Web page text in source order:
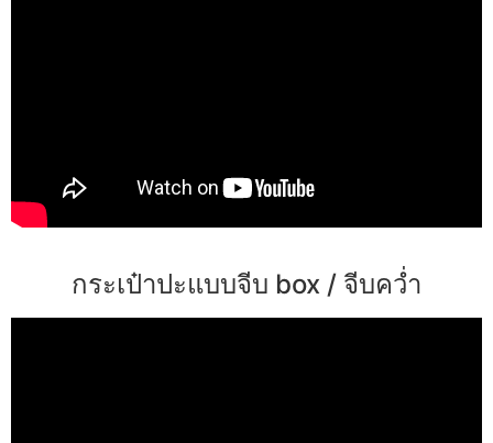
กระเป๋าปะแบบจีบ box / จีบคว่ำ